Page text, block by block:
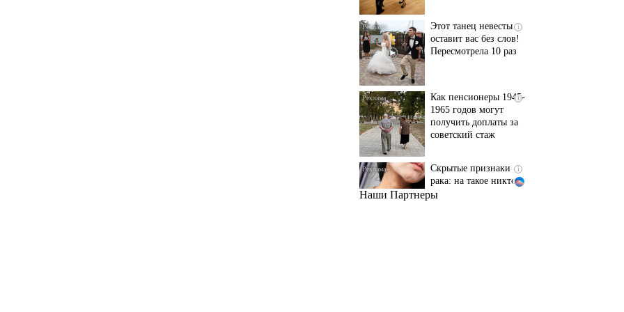
Как пенсионеры 1945-
советский стаж
Скрытые признаки
внимание, а зря!
Ржу не переставая, это
Наши Партнеры